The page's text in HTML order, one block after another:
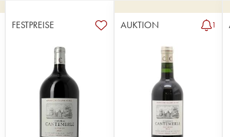
FESTPREISE AUKTION 1